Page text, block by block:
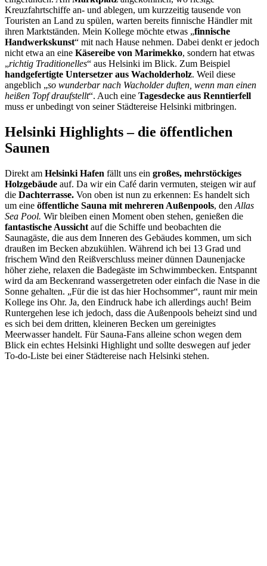
Kreuzfahrtschiffe an- und ablegen, um kurzzeitig tausende von
Touristen an Land zu spülen, warten bereits finnische Händler mit
ihren Marktständen. Mein Kollege möchte etwas „finnische
Handwerkskunst“ mit nach Hause nehmen. Dabei denkt er jedoch
nicht etwa an eine Käsereibe von Marimekko, sondern hat etwas
„richtig Traditionelles“ aus Helsinki im Blick. Zum Beispiel
handgefertigte Untersetzer aus Wacholderholz. Weil diese
angeblich „so wunderbar nach Wacholder duften, wenn man einen
heißen Topf draufstellt“. Auch eine Tagesdecke aus Renntierfell
muss er unbedingt von seiner Städtereise Helsinki mitbringen.
Helsinki Highlights – die öffentlichen
Saunen
Direkt am Helsinki Hafen fällt uns ein großes, mehrstöckiges
Holzgebäude auf. Da wir ein Café darin vermuten, steigen wir auf
die Dachterrasse. Von oben ist nun zu erkennen: Es handelt sich
um eine öffentliche Sauna mit mehreren Außenpools, den Allas
Sea Pool. Wir bleiben einen Moment oben stehen, genießen die
fantastische Aussicht auf die Schiffe und beobachten die
Saunagäste, die aus dem Inneren des Gebäudes kommen, um sich
draußen im Becken abzukühlen. Während ich bei 13 Grad und
frischem Wind den Reißverschluss meiner dünnen Daunenjacke
höher ziehe, relaxen die Badegäste im Schwimmbecken. Entspannt
wird da am Beckenrand wassergetreten oder einfach die Nase in die
Sonne gehalten. „Für die ist das hier Hochsommer“, raunt mir mein
Kollege ins Ohr. Ja, den Eindruck habe ich allerdings auch! Beim
Runtergehen lese ich jedoch, dass die Außenpools beheizt sind und
es sich bei dem dritten, kleineren Becken um gereinigtes
Meerwasser handelt. Für Sauna-Fans alleine schon wegen dem
Blick ein echtes Helsinki Highlight und sollte deswegen auf jeder
To-do-Liste bei einer Städtereise nach Helsinki stehen.